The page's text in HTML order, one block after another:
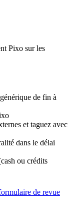
Pixo sur les
de fin à
et taguez avec
dans le délai
ou crédits
de revue